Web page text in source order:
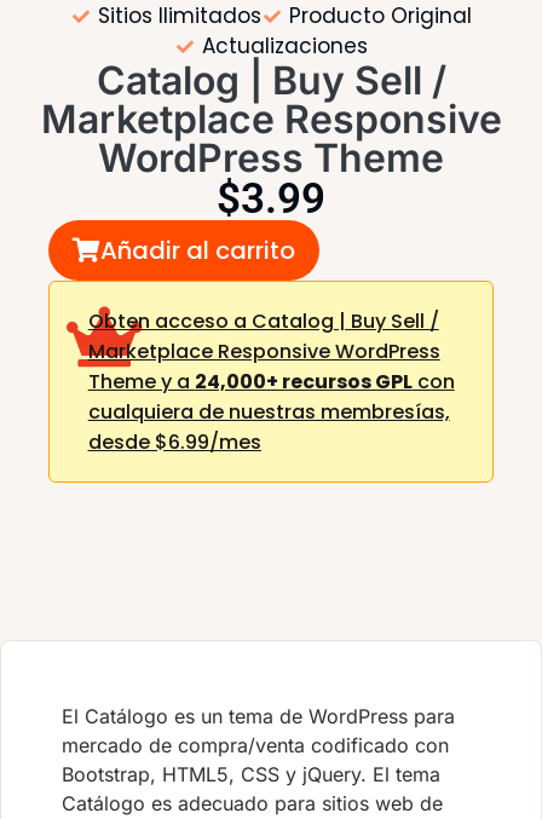
Sitios Ilimitados
Producto Original
Actualizaciones
Catalog | Buy Sell /
Marketplace Responsive
WordPress Theme
$3.99
Añadir al carrito
Obten acceso a Catalog | Buy Sell /
Marketplace Responsive WordPress
Theme y a 24,000+ recursos GPLcon
cualquiera de nuestras membresías,
desde $6.99/mes
El Catálogo es un tema de WordPress para
mercado de compra/venta codificado con
Bootstrap, HTML5, CSS y jQuery. El tema
Catálogo es adecuado para sitios web de